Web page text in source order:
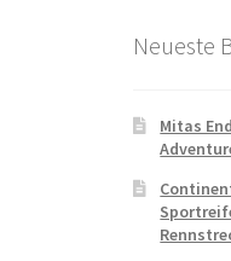
Neueste
Mitas